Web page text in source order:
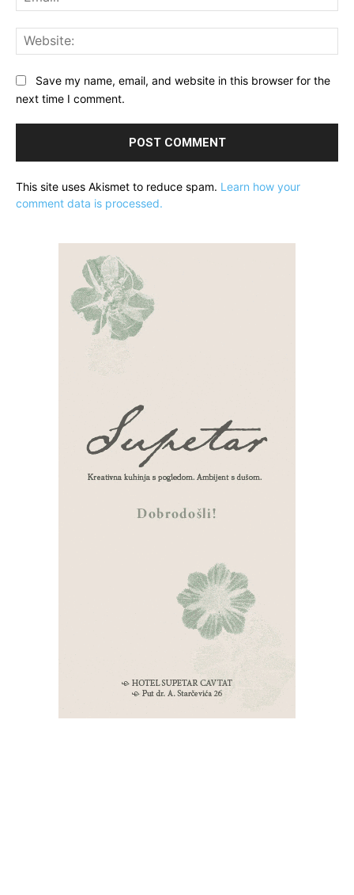
Save my name, email, and website in this browser for the
next time I comment.
This site uses Akismet to reduce spam. Learn how your
comment data is processed.